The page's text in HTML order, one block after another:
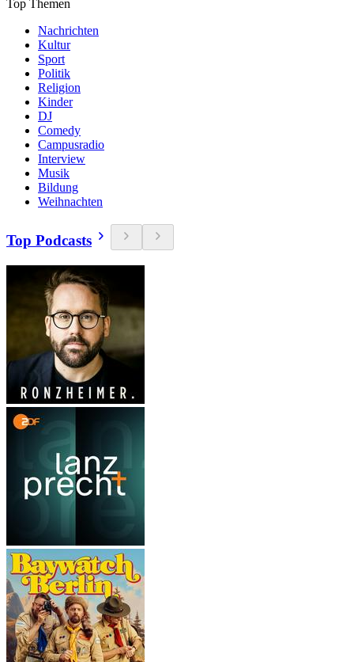
Top Themen
Nachrichten
Kultur
Sport
Politik
Religion
Kinder
DJ
Comedy
Campusradio
Interview
Musik
Bildung
Weihnachten
Top Podcasts